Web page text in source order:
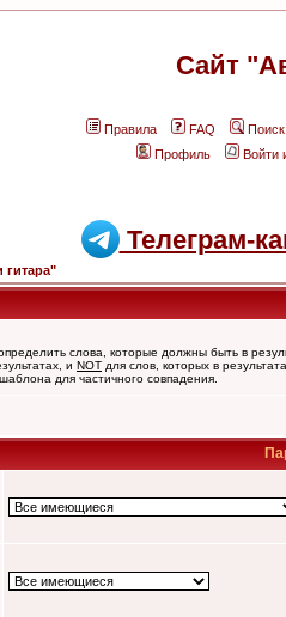
Сайт
Правила FAQ
Поиск
Профиль
Войти
Телеграм-
гитара"
слова, которые должны быть в
и NOT для слов, которых в
для частичного совпадения.